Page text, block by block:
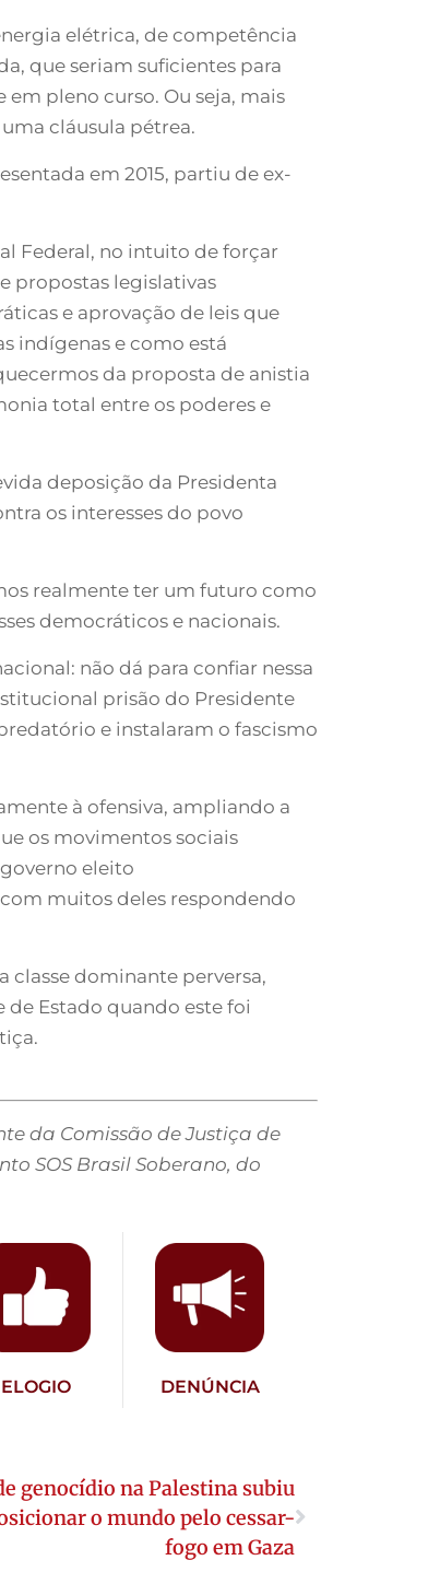
elétrica, de competência
que seriam suficientes para
pleno curso. Ou seja, mais
cláusula pétrea.
em 2015, partiu de ex-
Federal, no intuito de forçar
propostas legislativas
e aprovação de leis que
indígenas e como está
da proposta de anistia
total entre os poderes e
deposição da Presidenta
os interesses do povo
realmente ter um futuro como
democráticos e nacionais.
não dá para confiar nessa
prisão do Presidente
e instalaram o fascismo
à ofensiva, ampliando a
os movimentos sociais
eleito
muitos deles respondendo
classe dominante perversa,
de Estado quando este foi
da Comissão de Justiça de
SOS Brasil Soberano, do
ELOGIO DENÚNCIA
genocídio na Palestina subiu
o mundo pelo cessar-
fogo em Gaza